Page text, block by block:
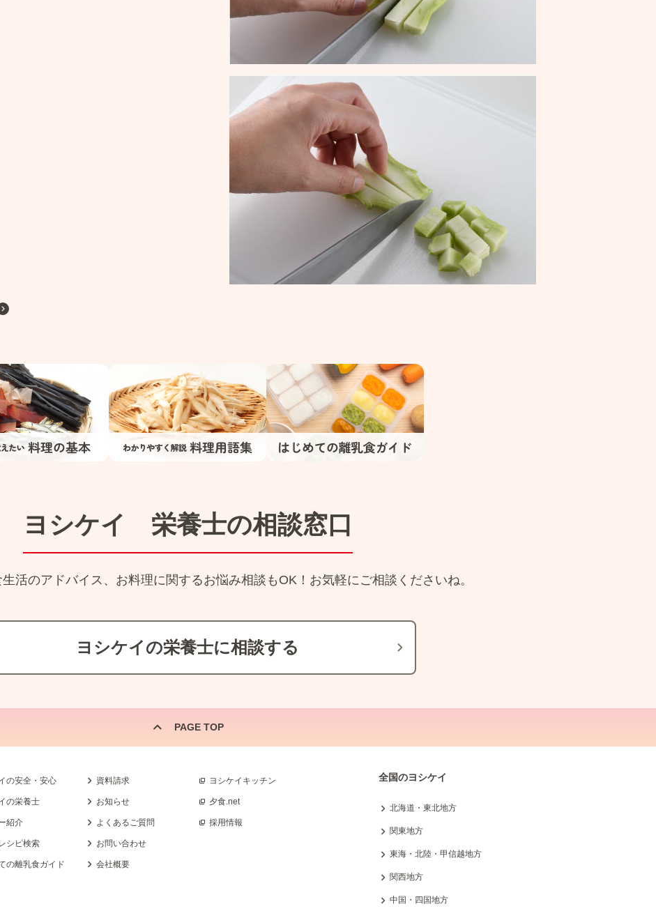
ヨシケイ 栄養士の相談窓口
活のアドバイス、お料理に関するお悩み相談もOK！お気軽にご相談くださいね。
ヨシケイの栄養士に相談する
PAGE TOP
の安全・安心
の栄養士
紹介
シピ検索
の離乳食ガイド
資料請求
お知らせ
よくあるご質問
お問い合わせ
会社概要
ヨシケイキッチン
夕食.net
採用情報
全国のヨシケイ
北海道・東北地方
関東地方
東海・北陸・甲信越地方
関西地方
中国・四国地方